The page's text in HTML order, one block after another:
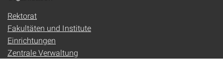
Rektorat
Fakultäten und Institute
Einrichtungen
Zentrale Verwaltung